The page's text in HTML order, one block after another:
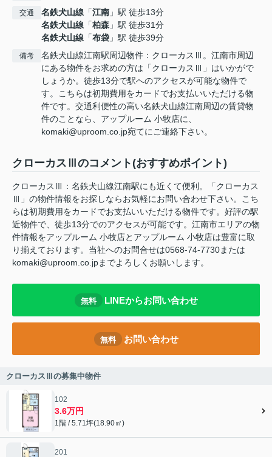
交通 名鉄犬山線 「江南 」駅 徒歩13分
名鉄犬山線 「柏森 」駅 徒歩31分
名鉄犬山線 「布袋 」駅 徒歩39分
備考
名鉄犬山線江南駅周辺物件：クローカスⅢ。江南市周辺
にある物件をお求めの方は「クローカスⅢ」はいかがで
しょうか。徒歩13分で駅へのアクセスが可能な物件で
す。こちらは初期費用をカードでお支払いいただける物
件です。交通利便性の高い名鉄犬山線江南周辺の賃貸物
件のことなら、アップルーム 小牧店に、
komaki@uproom.co.jp宛てにご連絡下さい。
クローカスⅢのコメント(おすすめポイント)
クローカスⅢ：名鉄犬山線江南駅にも近くて便利。「クローカス
Ⅲ」の物件情報をお探しならお気軽にお問い合わせ下さい。こち
らは初期費用をカードでお支払いいただける物件です。好評の駅
近物件で、徒歩13分でのアクセスが可能です。江南市エリアの物
件情報をアップルーム 小牧店とアップルーム 小牧店は豊富に取
り揃えております。当社へのお問合せは0568-74-7730または
komaki@uproom.co.jpまでよろしくお願いします。
無料 LINEからお問い合わせ
無料 お問い合わせ
クローカスⅢの募集中物件
102
3.6万円
1階 / 5.71坪(18.90㎡)
201